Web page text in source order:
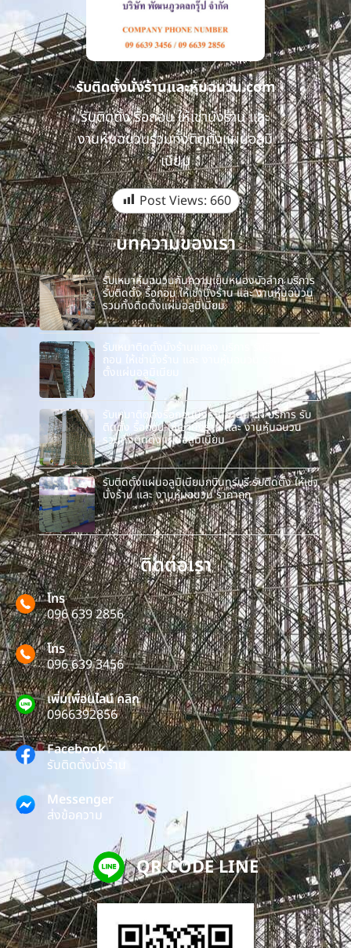
รับติดตั้งนั่งร้านและหุ้มฉนวน.com
รับติดตั้ง รื้อถอน ให้เช่านั่งร้าน และ
งานหุ้มฉนวนรวมทั้งติดตั้งแผ่นอลูมิ
เนียม
Post Views: 660
บทความของเรา
รับเหมาหุ้มฉนวนกันความเย็นหนองบัวลำภู บริการ
รับติดตั้ง รื้อถอน ให้เช่านั่งร้าน และ งานหุ้มฉนวน
รวมทั้งติดตั้งแผ่นอลูมิเนียม
รับเหมาติดตั้งนั่งร้านแกลง บริการ รับติดตั้ง รื้อ
ถอน ให้เช่านั่งร้าน และ งานหุ้มฉนวน รวมทั้งติด
ตั้งแผ่นอลูมิเนียม
รับเหมาติดตั้งรื้อถอนนั่งร้านยานนาวา บริการ รับ
ติดตั้ง รื้อถอน ให้เช่านั่งร้าน และ งานหุ้มฉนวน
รวมทั้งติดตั้งแผ่นอลูมิเนียม
รับติดตั้งแผ่นอลูมิเนียมกบินทร์บุรี รับติดตั้ง ให้เช่า
นั่งร้าน และ งานหุ้มฉนวน ราคาถูก
ติดต่อเรา
โทร
096 639 2856
โทร
096 639 3456
เพิ่มเพื่อนไลน์ คลิก
0966392856
Facebook
รับติดตั้งนั่งร้าน
Messenger
ส่งข้อความ
QR CODE LINE